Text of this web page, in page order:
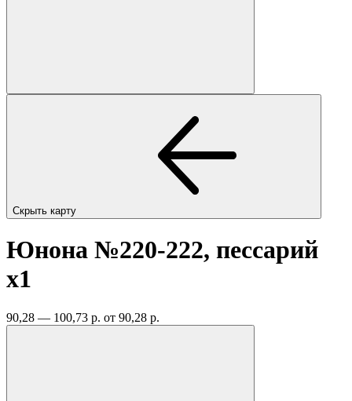
Скрыть карту
Юнона №220-222, пессарий
x1
90,28 — 100,73 р. от 90,28 р.